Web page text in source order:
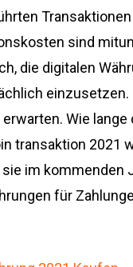
sind
die digitalen
einzusetzen.
Wie lange
transaktion 2021
sie im kommenden
für